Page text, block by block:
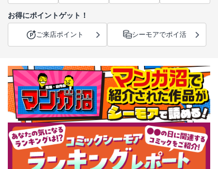
お得にポイントゲット！
ご来店ポイント シーモアでポイ活